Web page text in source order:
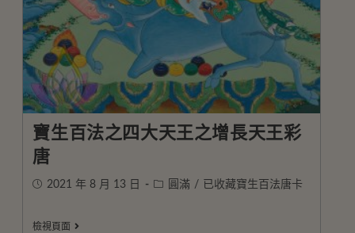
寶生百法之四大天王之增長天王彩
唐
2021 年 8 月 13 日 圓滿 / 已收藏寶生百法唐卡
檢視頁面